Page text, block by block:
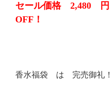
セール価格 2,480
OFF！
香水福袋 は 完売御礼！